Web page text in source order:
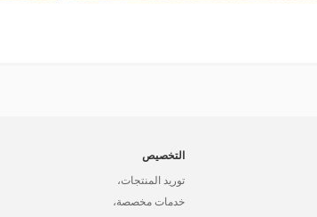
التخصيص
توريد المنتجات،
خدمات مخصصة،